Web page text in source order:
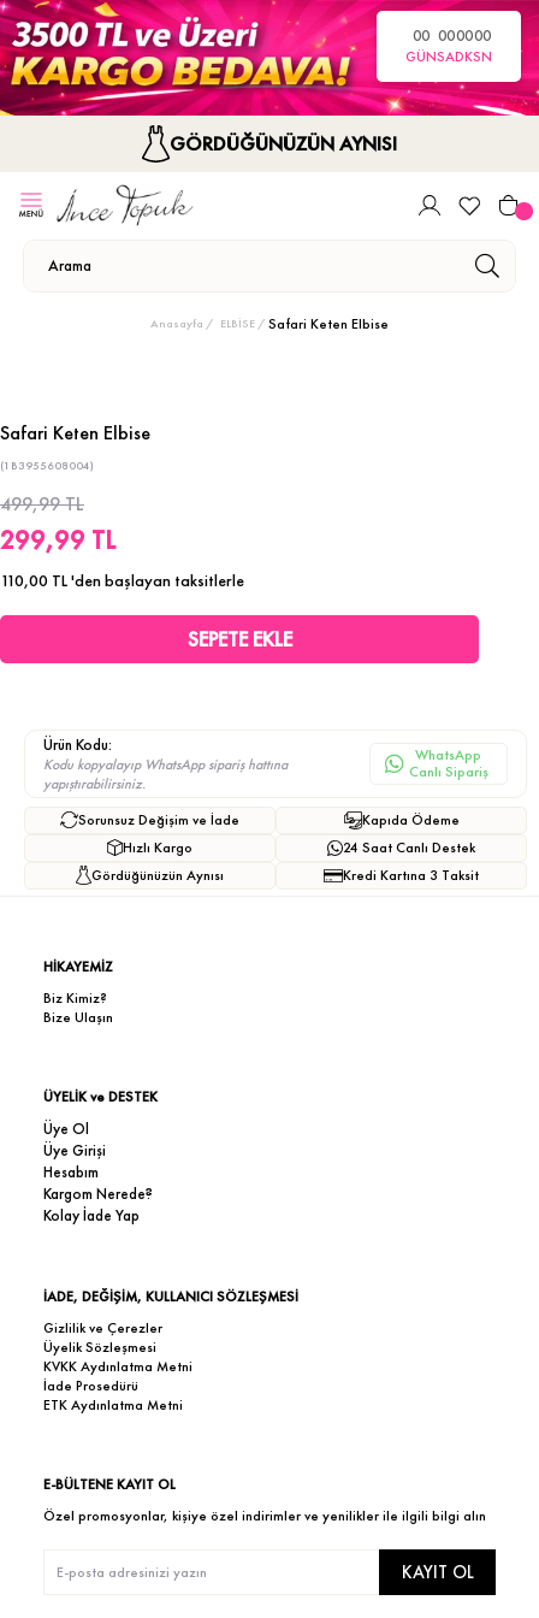
00
GÜN
00
SA
00
DK
00
SN
GÖRDÜĞÜNÜZÜN AYNISI
Anasayfa ELBİSE Safari Keten Elbise
Safari Keten Elbise
(1B3955608004)
499,99 TL
299,99 TL
110,00 TL'den başlayan taksitlerle
Ürün Kodu:
Kodu kopyalayıp WhatsApp sipariş hattına
yapıştırabilirsiniz.
WhatsApp
Canlı Sipariş
Sorunsuz Değişim ve İade
Hızlı Kargo
Gördüğünüzün Aynısı
Kapıda Ödeme
24 Saat Canlı Destek
Kredi Kartına 3 Taksit
HİKAYEMİZ
Biz Kimiz?
Bize Ulaşın
ÜYELİK ve DESTEK
Üye Ol
Üye Girişi
Hesabım
Kargom Nerede?
Kolay İade Yap
İADE, DEĞİŞİM, KULLANICI SÖZLEŞMESİ
Gizlilik ve Çerezler
Üyelik Sözleşmesi
KVKK Aydınlatma Metni
İade Prosedürü
ETK Aydınlatma Metni
E-BÜLTENE KAYIT OL
Özel promosyonlar, kişiye özel indirimler ve yenilikler ile ilgili bilgi alın
KAYIT OL